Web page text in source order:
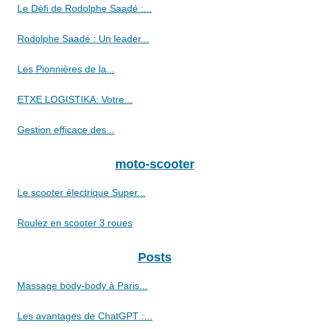
Le Défi de Rodolphe Saadé :...
Rodolphe Saadé : Un leader...
Les Pionnières de la...
ETXE LOGISTIKA: Votre...
Gestion efficace des...
moto-scooter
Le scooter électrique Super...
Roulez en scooter 3 roues
Posts
Massage body-body à Paris...
Les avantages de ChatGPT :...